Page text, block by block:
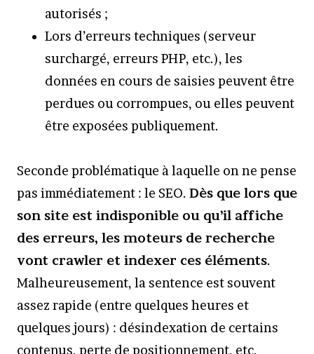
autorisés ;
Lors d’erreurs techniques (serveur
surchargé, erreurs PHP, etc.), les
données en cours de saisies peuvent être
perdues ou corrompues, ou elles peuvent
être exposées publiquement.
Seconde problématique à laquelle on ne pense
pas immédiatement : le SEO. Dès que lors que
son site est indisponible ou qu’il affiche
des erreurs, les moteurs de recherche
vont crawler et indexer ces éléments.
Malheureusement, la sentence est souvent
assez rapide (entre quelques heures et
quelques jours) : désindexation de certains
contenus, perte de positionnement, etc.